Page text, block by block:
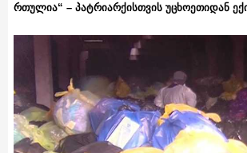
რთულია“ – პატრიარქისთვის უცხოეთიდან